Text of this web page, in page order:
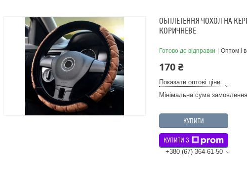
ОБПЛЕТЕННЯ ЧОХОЛ НА
КОРИЧНЕВЕ
Готово до відправки Оптом і
170 ₴
Показати оптові ціни
Мінімальна сума
КУПИТИ
КУПИТИ З
+380 (67) 364-61-50